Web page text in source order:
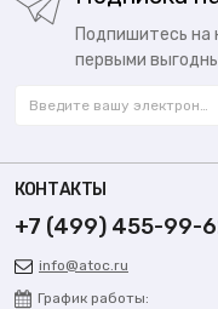
Подпишитесь на
первыми
КОНТАКТЫ
+7 (499) 455-99-
info@atoc.ru
График работы: